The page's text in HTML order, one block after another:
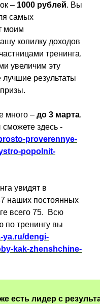
– 1000 рублей. Вы
самых
моим
копилку доходов
тренинга.
увеличим эту
результаты
много – до 3 марта.
здесь -
proverennye-
popolnit-
увидят в
наших постоянных
всего 75. Всю
по тренингу вы
ya.ru/dengi-
kak-zhenshchine-
есть лидер с